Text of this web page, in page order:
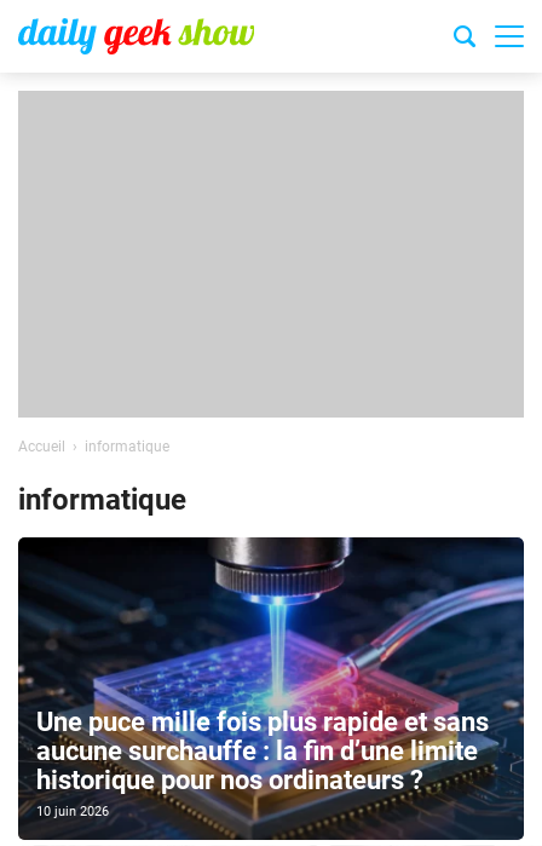
Accueil informatique
informatique
Une puce mille fois plus rapide et sans
aucune surchauffe : la fin d’une limite
historique pour nos ordinateurs ?
10 juin 2026